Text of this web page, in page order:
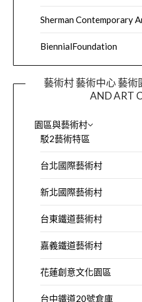
Sherman Contemporary
BiennialFoundation
藝術村 藝術中心 藝術
AND ART
園區與藝術村
駁2藝術特區
台北國際藝術村
新北國際藝術村
台東鐵道藝術村
嘉義鐵道藝術村
花蓮創意文化園區
台中鐵道20號倉庫